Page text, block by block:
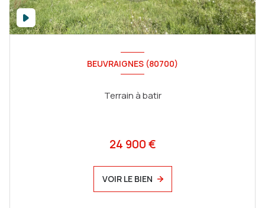
BEUVRAIGNES (80700)
Terrain à batir
24 900 €
VOIR LE BIEN